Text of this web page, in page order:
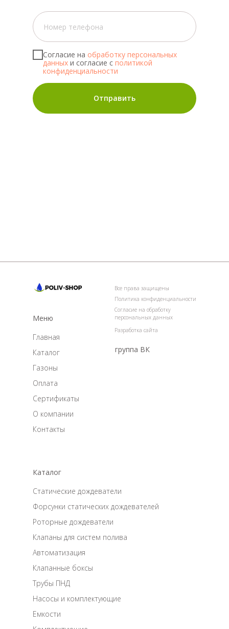
Согласие на обработку персональных
данных и согласие с политикой
конфиденциальности
Отправить
Главная
Все права защищены
Политика конфиденциальности
Разработка сайта
Согласие на обработку
персональных данных
Каталог
Газоны
Оплата
Сертификаты
О компании
Контакты
Статические дождеватели
Форсунки статических дождевателей
Роторные дождеватели
Клапаны для систем полива
Автоматизация
Клапанные боксы
Меню
Каталог
Трубы ПНД
Насосы и комплектующие
Емкости
группа ВК